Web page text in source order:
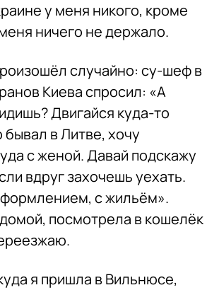
у меня никого, кроме
ничего не держало.
случайно: су-шеф в
Киева спросил: «А
Двигайся куда-то
в Литве, хочу
с женой. Давай подскажу
вдруг захочешь уехать.
с жильём».
посмотрела в кошелёк
я пришла в Вильнюсе,